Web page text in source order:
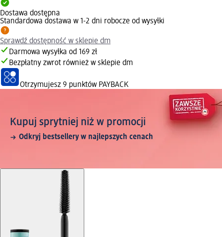
Dostawa dostępna
Standardowa dostawa w 1-2 dni robocze od wysyłki
Sprawdź dostępność w sklepie dm
Darmowa wysyłka od 169 zł
Bezpłatny zwrot również w sklepie dm
Otrzymujesz 9 punktów PAYBACK
Kupuj sprytniej niż w promocji
Odkryj bestsellery w najlepszych cenach